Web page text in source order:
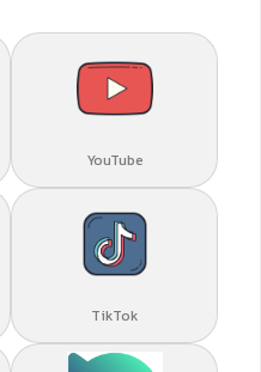
YouTube
TikTok